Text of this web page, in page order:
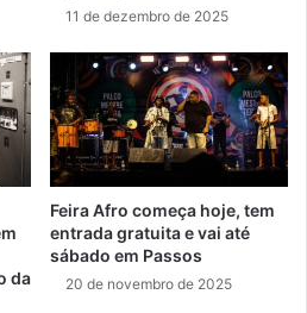
11 de dezembro de 2025
da
Feira Afro começa hoje, tem
entrada gratuita e vai até
sábado em Passos
20 de novembro de 2025